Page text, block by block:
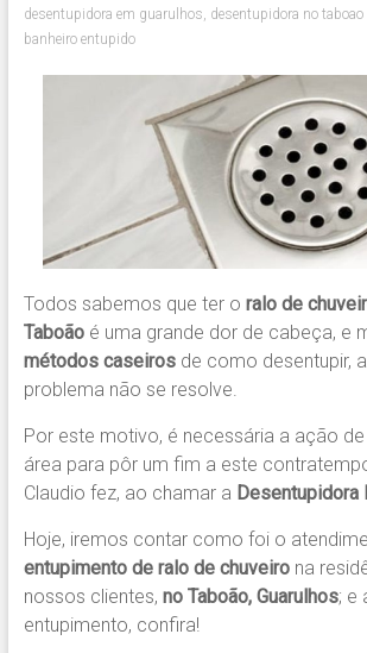
desentupidora em guarulhos, desentupidora no
banheiro entupido
Todos sabemos que ter o ralo de
Taboãoé uma grande dor de cabeça, e
métodos caseirosde como desentupir,
problema não se resolve.
Por este motivo, é necessária a ação
área para pôr um fim a este
Claudio fez, ao chamar a Desentupidora
Hoje, iremos contar como foi o
entupimento de ralo de chuveirona
nossos clientes, no Taboão, Guarulhos; e
entupimento, confira!